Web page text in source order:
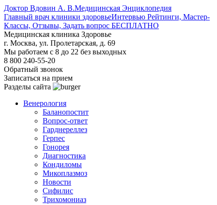
Доктор Вдовин А. В.Медицинская Энциклопедия
Главный врач клиники здоровьеИнтервью Рейтинги, Мастер-
Классы, Отзывы, Задать вопрос БЕСПЛАТНО
Медицинская клиника Здоровье
г. Москва, ул. Пролетарская, д. 69
Мы работаем с 8 до 22 без выходных
8 800 240-55-20
Обратный звонок
Записаться на прием
Разделы сайта
Венерология
Баланопостит
Вопрос-ответ
Гарднереллез
Герпес
Гонорея
Диагностика
Кондиломы
Микоплазмоз
Новости
Сифилис
Трихомониаз